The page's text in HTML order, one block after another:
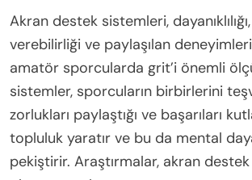
Akran destek sistemleri,
verebilirliği ve paylaşılan
amatör sporcularda grit’i önemli
sistemler, sporcuların birbirlerini
zorlukları paylaştığı ve başarıları
topluluk yaratır ve bu da mental
pekiştirir. Araştırmalar, akran destek